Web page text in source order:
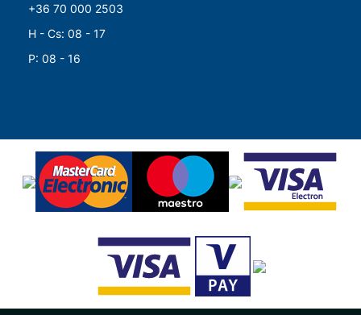
+36 70 000 2503
H - Cs: 08 - 17
P: 08 - 16